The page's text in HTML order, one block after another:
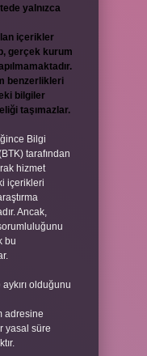
yalnızca
içerikler
gerçek kurum
benzerlikleri
bilgiler
taşımazlar.
Bilgi
tarafından
hizmet
içerikleri
Ancak,
bu
olduğunu
adresine
yasal süre